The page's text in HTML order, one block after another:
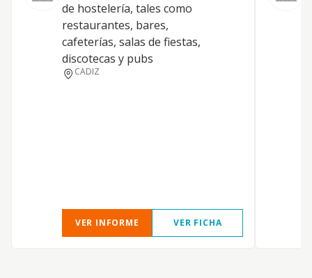
de hostelería, tales como
restaurantes, bares,
cafeterías, salas de fiestas,
discotecas y pubs
CADIZ
VER INFORME VER FICHA